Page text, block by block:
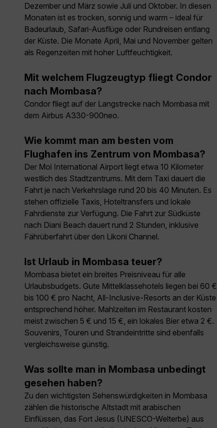
Dezember und März sowie Juli und Oktober. In diesen
Monaten ist es trocken, sonnig und warm – ideal für
Badeurlaub, Safari-Ausflüge oder Rundreisen entlang
der Küste. Die Monate April, Mai und November gelten
als Regenzeiten mit hoher Luftfeuchtigkeit.
Mit welchem Flugzeugtyp fliegt Condor
nach Mombasa?
Condor fliegt auf der Langstrecke nach Mombasa mit
dem Airbus A330-900neo.
Wie kommt man am besten vom
Flughafen ins Zentrum von Mombasa?
Der Moi International Airport liegt etwa 10 Kilometer
westlich des Stadtzentrums. Mit dem Taxi dauert die
Fahrt je nach Verkehrslage rund 20 bis 40 Minuten. Es
stehen offizielle Taxis, Hoteltransfers und lokale
Fahrdienste zur Verfügung. Die Fahrt zur Südküste
nach Diani Beach dauert rund 2 Stunden, inklusive
Fährüberfahrt über den Likoni Channel.
Ist Urlaub in Mombasa teuer?
Mombasa bietet ein breites Preisniveau für alle
Urlaubsbudgets. Gute Mittelklassehotels liegen bei 60 €
bis 100 € pro Nacht, All-Inclusive-Resorts an der Küste
entsprechend höher. Mahlzeiten im Restaurant kosten
meist zwischen 5 € und 15 €, ein lokales Bier etwa 2 €.
Souvenirs, Touren und Strandeintritte sind ebenfalls
vergleichsweise günstig.
Was sollte man in Mombasa unbedingt
gesehen haben?
Zu den wichtigsten Sehenswürdigkeiten in Mombasa
zählen die historische Altstadt mit arabischen
Einflüssen, das Fort Jesus (UNESCO-Welterbe) aus